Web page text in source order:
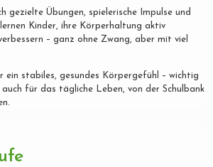
gezielte Übungen, spielerische Impulse und
Kinder, ihre Körperhaltung aktiv
– ganz ohne Zwang, aber mit viel
ein stabiles, gesundes Körpergefühl – wichtig
für das tägliche Leben, von der Schulbank